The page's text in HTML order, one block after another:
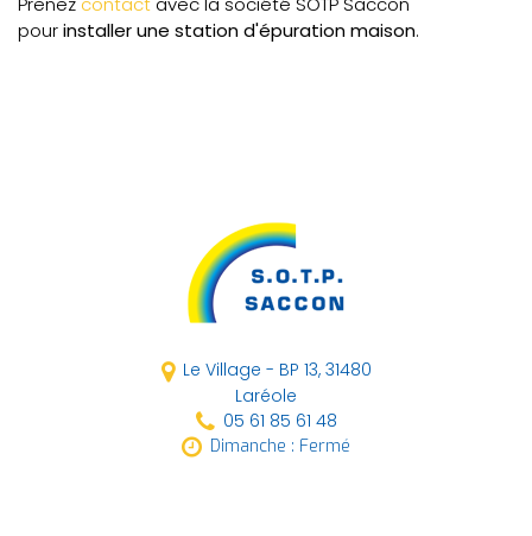
pourinstaller une station d'épuration maison.
Le Village - BP 13, 31480
Laréole
05 61 85 61 48
Dimanche : Fermé